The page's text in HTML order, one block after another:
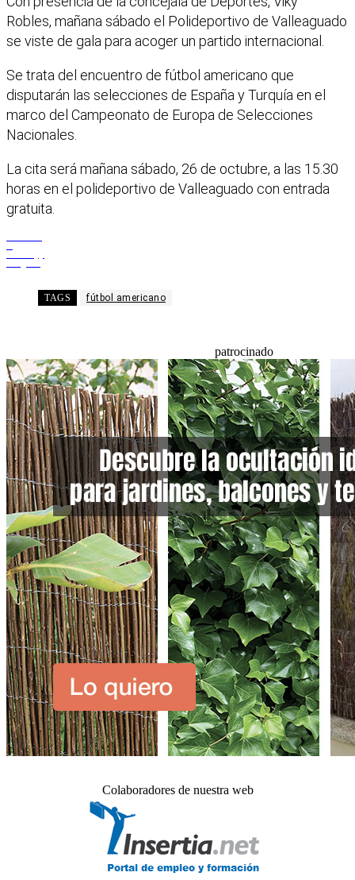
Robles, mañana sábado el Polideportivo de Valleaguado
se viste de gala para acoger un partido internacional.
Se trata del encuentro de fútbol americano que
disputarán las selecciones de España y Turquía en el
marco del Campeonato de Europa de Selecciones
Nacionales.
La cita será mañana sábado, 26 de octubre, a las 15.30
horas en el polideportivo de Valleaguado con entrada
gratuita.
TAGS fútbol americano
patrocinado
Colaboradores de nuestra web